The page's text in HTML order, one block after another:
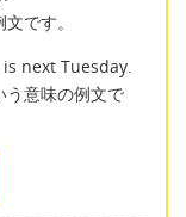
です。
next Tuesday.
う意味の例文で